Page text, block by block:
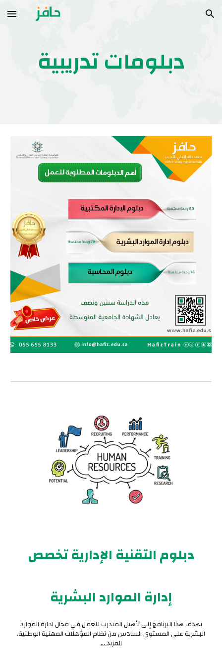
Skip to main content Skip to navigation
دبلومات تدريبية
دبلوم التقنية الإدارية تخصص
إدارة الموارد البشرية
يهدف هذا البرنامج إلى تأهيل المتدرب للعمل في مجال ادارة الموارد
البشرية على المستوى السادس من نظام المؤهلات المهنية الوطنية.
المزيد ...